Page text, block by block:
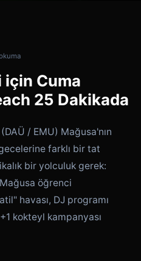
için Cuma
25 Dakikada
/ EMU) Mağusa'nın
farklı bir tat
bir yolculuk gerek:
Mağusa öğrenci
havası, DJ programı
kokteyl kampanyası